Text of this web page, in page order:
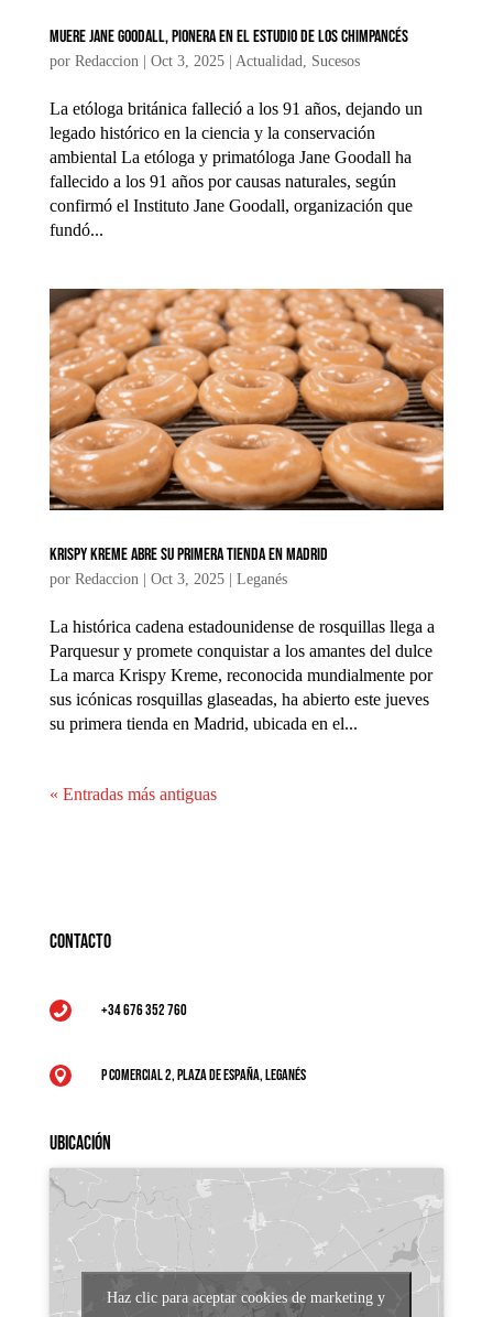
Muere Jane Goodall, pionera en el estudio de los chimpancés
por Redaccion | Oct 3, 2025| Actualidad Sucesos
La etóloga británica falleció a los 91 años, dejando un
legado histórico en la ciencia y la conservación
ambiental La etóloga y primatóloga Jane Goodall ha
fallecido a los 91 años por causas naturales, según
confirmó el Instituto Jane Goodall, organización que
fundó...
Krispy Kreme abre su primera tienda en Madrid
por Redaccion| Oct 3, 2025| Leganés
La histórica cadena estadounidense de rosquillas llega a
Parquesur y promete conquistar a los amantes del dulce
La marca Krispy Kreme, reconocida mundialmente por
sus icónicas rosquillas glaseadas, ha abierto este jueves
su primera tienda en Madrid, ubicada en el...
« Entradas más antiguas
Contacto
 +34 676 352 760
 P Comercial 2, Plaza de España, Leganés
Ubicación
Haz clic para aceptar cookies de marketing y